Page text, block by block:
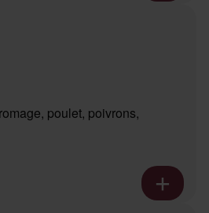
poulet, poivrons,